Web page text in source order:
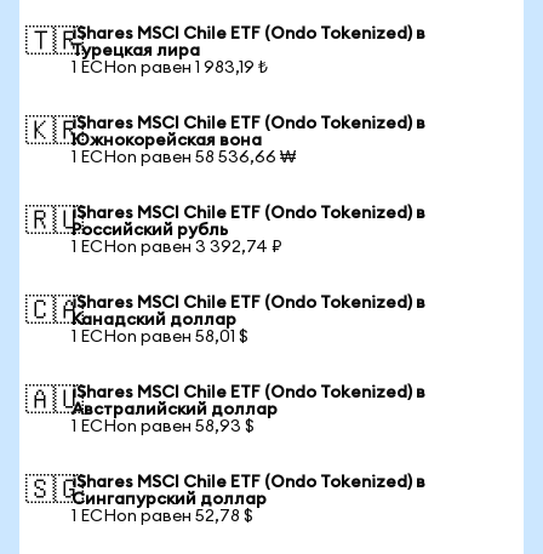
🇹🇷iShares MSCI Chile ETF (Ondo Tokenized) в
Турецкая лира
1 ECHon равен 1 983,19 ₺
🇰🇷iShares MSCI Chile ETF (Ondo Tokenized) в
Южнокорейская вона
1 ECHon равен 58 536,66 ₩
🇷🇺iShares MSCI Chile ETF (Ondo Tokenized) в
Российский рубль
1 ECHon равен 3 392,74 ₽
🇨🇦iShares MSCI Chile ETF (Ondo Tokenized) в
Канадский доллар
1 ECHon равен 58,01 $
🇦🇺iShares MSCI Chile ETF (Ondo Tokenized) в
Австралийский доллар
1 ECHon равен 58,93 $
🇸🇬iShares MSCI Chile ETF (Ondo Tokenized) в
Сингапурский доллар
1 ECHon равен 52,78 $